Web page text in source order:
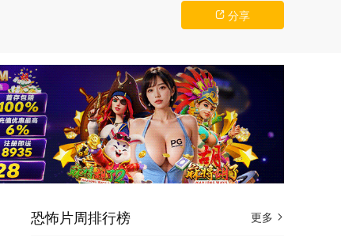
 分享
更多 
恐怖片周排行榜